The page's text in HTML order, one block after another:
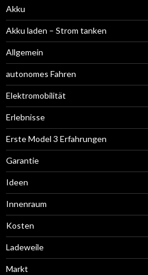
Akku
Akku laden – Strom tanken
Allgemein
autonomes Fahren
Elektromobilität
Erlebnisse
Erste Model 3 Erfahrungen
Garantie
Ideen
Innenraum
Kosten
Ladeweile
Markt